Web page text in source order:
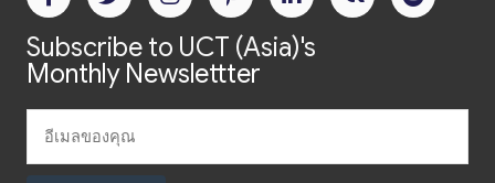
Subscribe to UCT (Asia)'s
Monthly Newslettter